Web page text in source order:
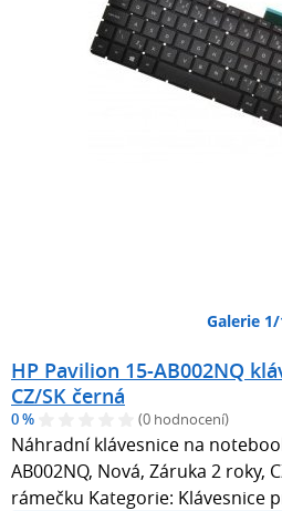
Galerie 1/
HP Pavilion 15-AB002NQ
CZ/SK černá
0 % (0 hodnocení)
Náhradní klávesnice na
AB002NQ, Nová, Záruka 2 roky,
rámečku Kategorie: Klávesnice